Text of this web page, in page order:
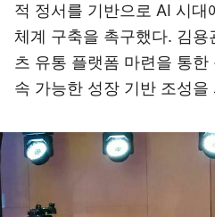
적 정서를 기반으로 AI 시대
체계 구축을 촉구했다. 김
츠 유통 플랫폼 마련을 통한
속 가능한 성장 기반 조성을